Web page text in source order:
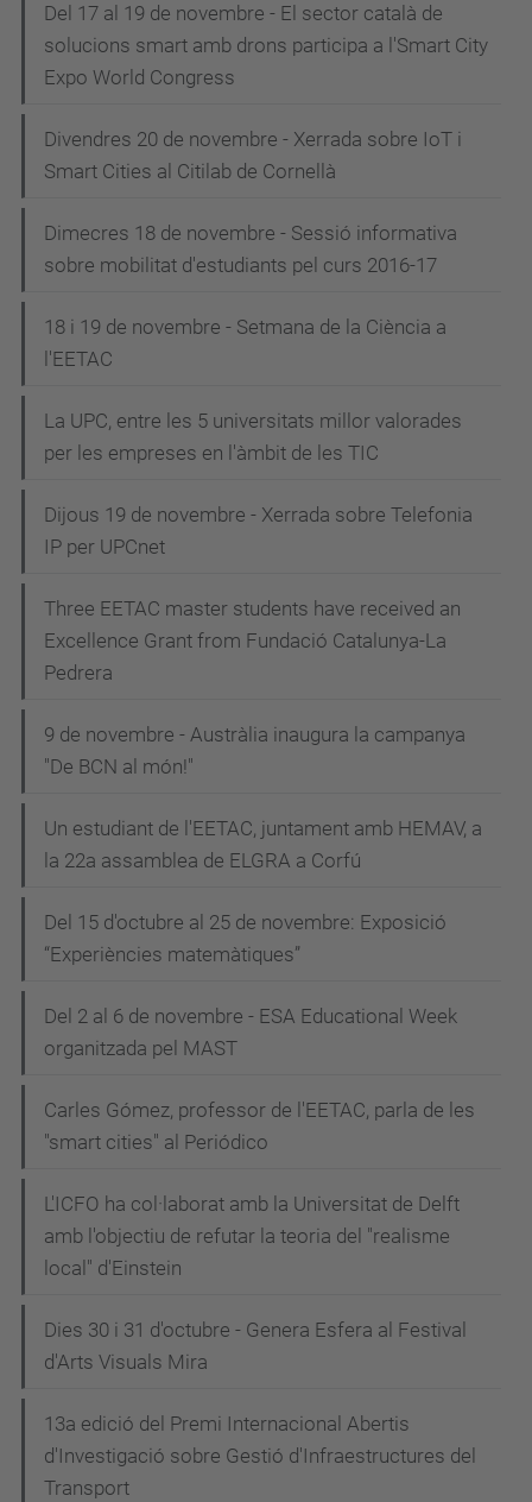
Del 17 al 19 de novembre - El sector català de
solucions smart amb drons participa a l'Smart City
Expo World Congress
Divendres 20 de novembre - Xerrada sobre IoT i
Smart Cities al Citilab de Cornellà
Dimecres 18 de novembre - Sessió informativa
sobre mobilitat d'estudiants pel curs 2016-17
18 i 19 de novembre - Setmana de la Ciència a
l'EETAC
La UPC, entre les 5 universitats millor valorades
per les empreses en l'àmbit de les TIC
Dijous 19 de novembre - Xerrada sobre Telefonia
IP per UPCnet
Three EETAC master students have received an
Excellence Grant from Fundació Catalunya-La
Pedrera
9 de novembre - Austràlia inaugura la campanya
"De BCN al món!"
Un estudiant de l'EETAC, juntament amb HEMAV, a
la 22a assamblea de ELGRA a Corfú
Del 15 d'octubre al 25 de novembre: Exposició
“Experiències matemàtiques”
Del 2 al 6 de novembre - ESA Educational Week
organitzada pel MAST
Carles Gómez, professor de l'EETAC, parla de les
"smart cities" al Periódico
L'ICFO ha col·laborat amb la Universitat de Delft
amb l'objectiu de refutar la teoria del "realisme
local" d'Einstein
Dies 30 i 31 d'octubre - Genera Esfera al Festival
d'Arts Visuals Mira
13a edició del Premi Internacional Abertis
d'Investigació sobre Gestió d'Infraestructures del
Transport